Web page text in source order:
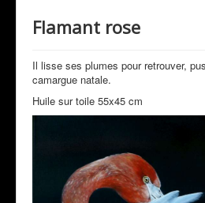
Expositions
Revue de Presse
Peintres & Amis
Livre d'Or
Prestations
Flamant rose
Il lisse ses plumes pour retrouver,
camargue natale.
Huile sur toile 55x45 cm